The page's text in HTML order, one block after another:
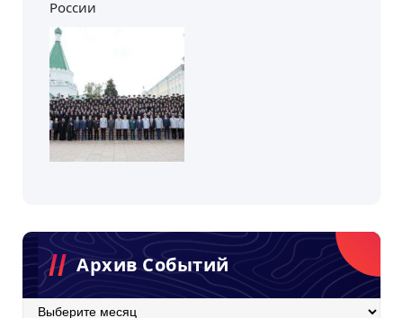
России
Архив Событий
Архив